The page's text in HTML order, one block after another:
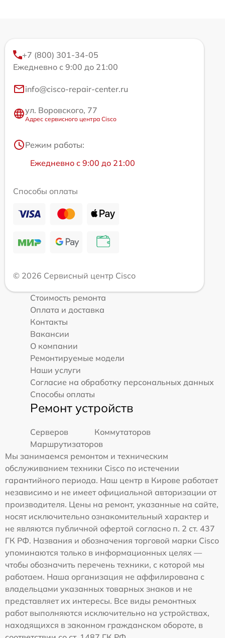
+7 (800) 301-34-05
Ежедневно с 9:00 до 21:00
info@cisco-repair-center.ru
ул. Воровского, 77
Адрес сервисного центра Cisco
Режим работы:
Ежедневно с 9:00 до 21:00
Способы оплаты
© 2026 Сервисный центр Cisco
Стоимость ремонта
Оплата и доставка
Контакты
Вакансии
О компании
Ремонтируемые модели
Наши услуги
Согласие на обработку персональных данных
Способы оплаты
Ремонт устройств
Серверов
Коммутаторов
Маршрутизаторов
Мы занимаемся ремонтом и техническим
обслуживанием техники Cisco по истечении
гарантийного периода. Наш центр в Кирове работает
независимо и не имеет официальной авторизации от
производителя. Цены на ремонт, указанные на сайте,
носят исключительно ознакомительный характер и
не являются публичной офертой согласно п. 2 ст. 437
ГК РФ. Названия и обозначения торговой марки Cisco
упоминаются только в информационных целях —
чтобы обозначить перечень техники, с которой мы
работаем. Наша организация не аффилирована с
владельцами указанных товарных знаков и не
представляет их интересы. Все виды ремонтных
работ выполняются исключительно на устройствах,
находящихся в законном гражданском обороте, в